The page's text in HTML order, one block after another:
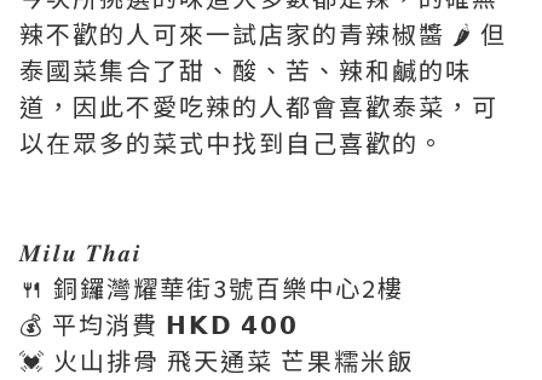
辣不歡的人可來一試店家的青辣椒醬 🌶️ 但
泰國菜集合了甜、酸、苦、辣和鹹的味
道，因此不愛吃辣的人都會喜歡泰菜，可
以在眾多的菜式中找到自己喜歡的。
𝑴𝒊𝒍𝒖 𝑻𝒉𝒂𝒊
🍴 銅鑼灣耀華街3號百樂中心2樓
💰 平均消費 𝗛𝗞𝗗 𝟰𝟬𝟬
💓 火山排骨 飛天通菜 芒果糯米飯